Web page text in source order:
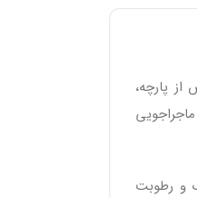
خاص از پارچه،
و رطوبت